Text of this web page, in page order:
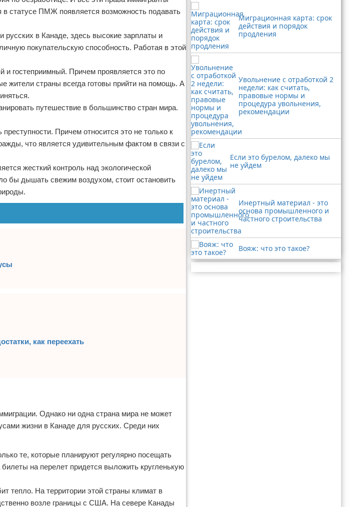
в статусе ПМЖ появляется возможность подавать
в Канаде, здесь высокие зарплаты и
покупательскую способность. Работая в этой
гостеприимный. Причем проявляется это по
жители страны всегда готовы прийти на помощь. А
путешествие в большинство стран мира.
Причем относится это не только к
что является удивительным фактом в связи с
жесткий контроль над экологической
бы дышать свежим воздухом, стоит остановить
как переехать
Однако ни одна страна мира не может
жизни в Канаде для русских. Среди них
те, которые планируют регулярно посещать
на перелет придется выложить кругленькую
тепло. На территории этой страны климат в
возле границы с США. На севере Канады
Миграционная карта: срок
действия и порядок
продления
Увольнение с отработкой 2
недели: как считать,
правовые нормы и
процедура увольнения,
рекомендации
Если это бурелом, далеко мы
не уйдем
Инертный материал - это
основа промышленного и
частного строительства
Вояж: что это такое?